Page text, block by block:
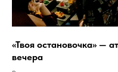
«Твоя остановочка» —
вечера